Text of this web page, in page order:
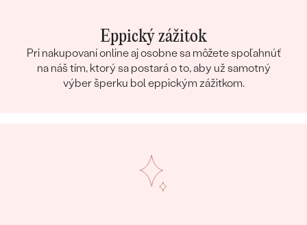
Eppický zážitok
Pri nakupovaní online aj osobne sa môžete spoľahnúť
na náš tím, ktorý sa postará o to, aby už samotný
výber šperku bol eppickým zážitkom.